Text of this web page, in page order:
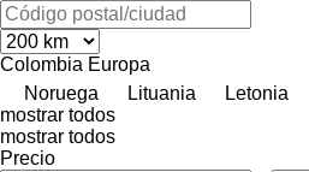
Colombia Europa
Noruega
Lituania
Letonia
mostrar todos
mostrar todos
Precio